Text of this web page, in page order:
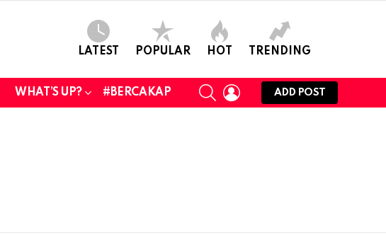
LATEST POPULAR HOT TRENDING
WHAT’S UP? #BERCAKAP
SEARCHLOGIN
ADD POST